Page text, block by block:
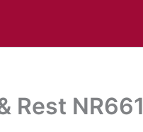
Rest NR661